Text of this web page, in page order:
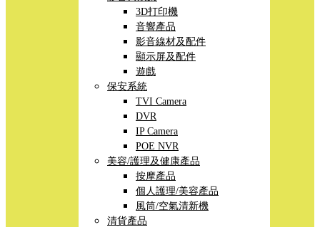
3D打印機
音響產品
影音線材及配件
顯示屏及配件
遊戲
保安系統
TVI Camera
DVR
IP Camera
POE NVR
美容/護理及健康產品
按摩產品
個人護理/美容產品
風筒/空氣清新機
清貨產品